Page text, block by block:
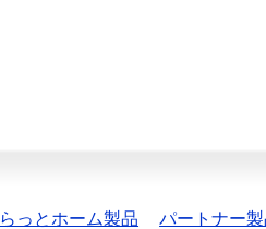
っとホーム製品 パートナー製